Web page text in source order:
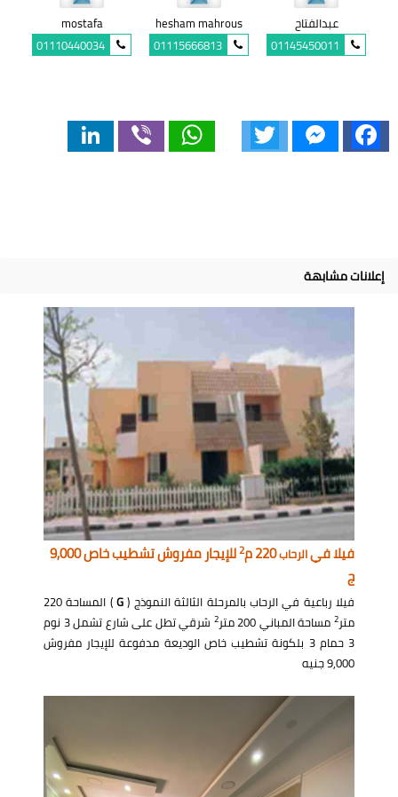
عبدالفتاح
01145450011
hesham mahrous
01115666813
mostafa
01110440034
Facebook
Messenger
WhatsApp
إعلانات مشابهة
فيلا فيالرحاب220 م 2
للإيجار مفروش تشطيب خاص 9,000
ج
فيلا رباعية في الرحاب بالمرحلة الثالثة النموذج (G
) المساحة 220
متر2مساحة المباني 200 متر 2
شرقي تطل على شارع تشمل 3 نوم
3 حمام 3 بلكونة تشطيب خاص الوديعة مدفوعة للإيجار مفروش
9,000 جنيه